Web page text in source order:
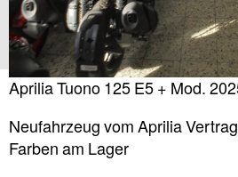
Aprilia Tuono 125 E5 + Mod.
Neufahrzeug vom Aprilia
Farben am Lager